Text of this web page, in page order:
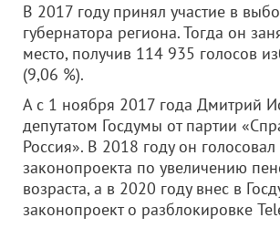
В 2017 году принял участие в
губернатора региона. Тогда он
место, получив 114 935 голосов
(9,06 %).
А с 1 ноября 2017 года Дмитрий
депутатом Госдумы от партии
Россия». В 2018 году он
законопроекта по увеличению
возраста, а в 2020 году внес в
законопроект о разблокировке